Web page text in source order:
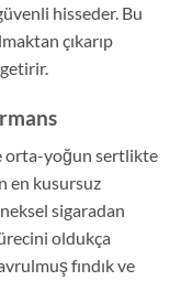
hisseder. Bu
çıkarıp
orta-yoğun sertlikte
en kusursuz
sigaradan
oldukça
fındık ve